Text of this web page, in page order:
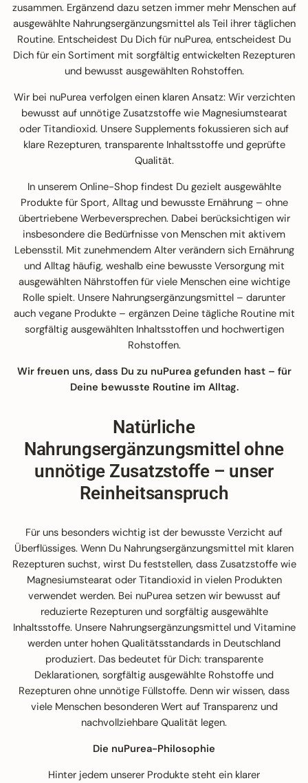
zusammen. Ergänzend dazu setzen immer mehr Menschen auf
ausgewählte Nahrungsergänzungsmittel als Teil ihrer täglichen
Routine. Entscheidest Du Dich für nuPurea, entscheidest Du
Dich für ein Sortiment mit sorgfältig entwickelten Rezepturen
und bewusst ausgewählten Rohstoffen.
Wir bei nuPurea verfolgen einen klaren Ansatz: Wir verzichten
bewusst auf unnötige Zusatzstoffe wie Magnesiumstearat
oder Titandioxid. Unsere Supplements fokussieren sich auf
klare Rezepturen, transparente Inhaltsstoffe und geprüfte
Qualität.
In unserem Online-Shop findest Du gezielt ausgewählte
Produkte für Sport, Alltag und bewusste Ernährung – ohne
übertriebene Werbeversprechen. Dabei berücksichtigen wir
insbesondere die Bedürfnisse von Menschen mit aktivem
Lebensstil. Mit zunehmendem Alter verändern sich Ernährung
und Alltag häufig, weshalb eine bewusste Versorgung mit
ausgewählten Nährstoffen für viele Menschen eine wichtige
Rolle spielt. Unsere Nahrungsergänzungsmittel – darunter
auch vegane Produkte – ergänzen Deine tägliche Routine mit
sorgfältig ausgewählten Inhaltsstoffen und hochwertigen
Rohstoffen.
Wir freuen uns, dass Du zu nuPurea gefunden hast – für
Deine bewusste Routine im Alltag.
Natürliche
Nahrungsergänzungsmittel ohne
unnötige Zusatzstoffe – unser
Reinheitsanspruch
Für uns besonders wichtig ist der bewusste Verzicht auf
Überflüssiges. Wenn Du Nahrungsergänzungsmittel mit klaren
Rezepturen suchst, wirst Du feststellen, dass Zusatzstoffe wie
Magnesiumstearat oder Titandioxid in vielen Produkten
verwendet werden. Bei nuPurea setzen wir bewusst auf
reduzierte Rezepturen und sorgfältig ausgewählte
Inhaltsstoffe. Unsere Nahrungsergänzungsmittel und Vitamine
werden unter hohen Qualitätsstandards in Deutschland
produziert. Das bedeutet für Dich: transparente
Deklarationen, sorgfältig ausgewählte Rohstoffe und
Rezepturen ohne unnötige Füllstoffe. Denn wir wissen, dass
viele Menschen besonderen Wert auf Transparenz und
nachvollziehbare Qualität legen.
Die nuPurea-Philosophie
Hinter jedem unserer Produkte steht ein klarer